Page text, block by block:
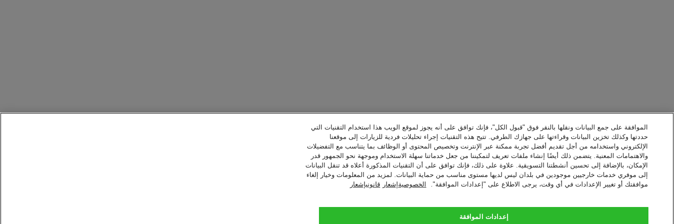
الموافقة على جمع البيانات ونقلها بالنقر فوق "قبول الكل"، فإنك توافق على أنه يجوز لموقع الويب هذا استخدام التقنيات التي
حددتها وكذلك تخزين البيانات وقراءتها على جهازك الطرفي. تتيح هذه التقنيات إجراء تحليلات فردية للزيارات إلى موقعنا
الإلكتروني واستخدامه من أجل تقديم أفضل تجربة ممكنة عبر الإنترنت وتخصيص المحتوى أو الوظائف بما يتناسب مع التفضيلات
والاهتمامات المعنية. يتضمن ذلك أيضًا إنشاء ملفات تعريف لتمكيننا من جعل خدماتنا سهلة الاستخدام وموجهة نحو الجمهور قدر
الإمكان، بالإضافة إلى تحسين أنشطتنا التسويقية. علاوة على ذلك، فإنك توافق على أن التقنيات المذكورة أعلاه قد تنقل البيانات
إلى موفري خدمات خارجيين موجودين في بلدان ليس لديها مستوى مناسب من حماية البيانات. لمزيد من المعلومات وخيار إلغاء
موافقتك أو تغيير الإعدادات في أي وقت، يرجى الاطلاع على "إعدادات الموافقة".
الخصوصيةإشعار قانونيإشعار
إعدادات الموافقة